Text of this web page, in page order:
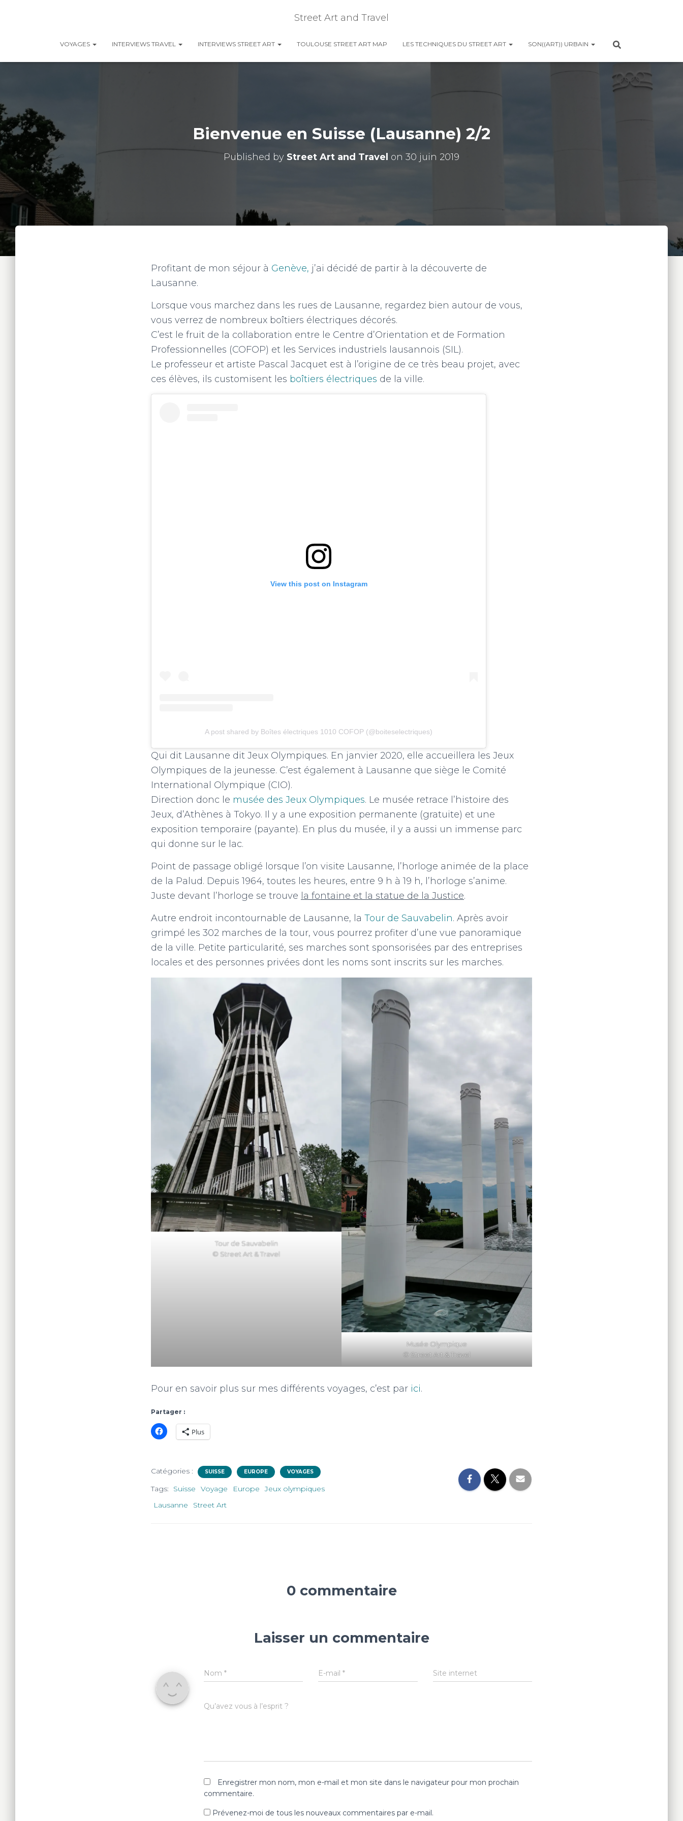
Street Art and Travel
VOYAGES INTERVIEWS TRAVEL INTERVIEWS STREET ART TOULOUSE STREET ART MAP LES TECHNIQUES DU STREET ART SON((ART)) URBAIN
Bienvenue en Suisse (Lausanne) 2/2
Published by Street Art and Travel on 30 juin 2019
Profitant de mon séjour à Genève, j’ai décidé de partir à la découverte de
Lausanne.
Lorsque vous marchez dans les rues de Lausanne, regardez bien autour de vous,
vous verrez de nombreux boîtiers électriques décorés.
C’est le fruit de la collaboration entre le Centre d’Orientation et de Formation
Professionnelles (COFOP) et les Services industriels lausannois (SIL).
Le professeur et artiste Pascal Jacquet est à l’origine de ce très beau projet, avec
ces élèves, ils customisent les boîtiers électriques de la ville.
View this post on Instagram
A post shared by Boîtes électriques 1010 COFOP (@boiteselectriques)
Qui dit Lausanne dit Jeux Olympiques. En janvier 2020, elle accueillera les Jeux
Olympiques de la jeunesse. C’est également à Lausanne que siège le Comité
International Olympique (CIO).
Direction donc le musée des Jeux Olympiques. Le musée retrace l’histoire des
Jeux, d’Athènes à Tokyo. Il y a une exposition permanente (gratuite) et une
exposition temporaire (payante). En plus du musée, il y a aussi un immense parc
qui donne sur le lac.
Point de passage obligé lorsque l’on visite Lausanne, l’horloge animée de la place
de la Palud. Depuis 1964, toutes les heures, entre 9 h à 19 h, l’horloge s’anime.
Juste devant l’horloge se trouve la fontaine et la statue de la Justice.
Autre endroit incontournable de Lausanne, la Tour de Sauvabelin. Après avoir
grimpé les 302 marches de la tour, vous pourrez profiter d’une vue panoramique
de la ville. Petite particularité, ses marches sont sponsorisées par des entreprises
locales et des personnes privées dont les noms sont inscrits sur les marches.
Tour de Sauvabelin
© Street Art & Travel
Musée Olympique
© Street Art & Travel
Pour en savoir plus sur mes différents voyages, c’est par ici.
Partager :
Plus
Catégories : SUISSE EUROPE VOYAGES
Tags: Suisse Voyage Europe
Jeux olympiques
Lausanne
Street Art
0 commentaire
Laisser un commentaire
Nom * E-mail* Site internet
Qu’avez vous à l’esprit ?
Enregistrer mon nom, mon e-mail et mon site dans le navigateur pour mon prochain
commentaire.
Prévenez-moi de tous les nouveaux commentaires par e-mail.